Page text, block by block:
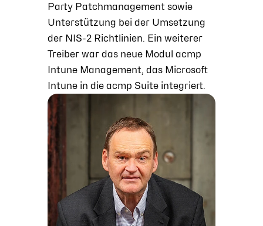
Party Patchmanagement sowie
Unterstützung bei der Umsetzung
der NIS-2 Richtlinien. Ein weiterer
Treiber war das neue Modul acmp
Intune Management, das Microsoft
Intune in die acmp Suite integriert.